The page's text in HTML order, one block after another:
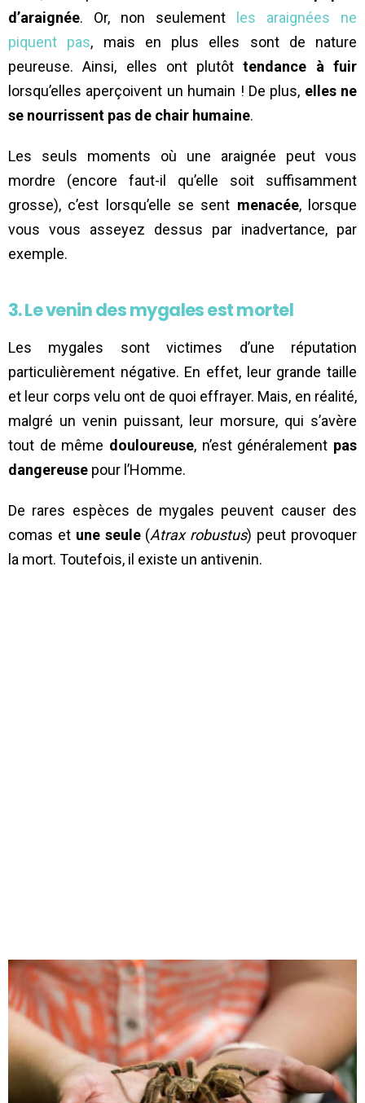
d’araignée. Or, non seulement
les araignées ne
piquent pas, mais en plus elles sont de nature
peureuse. Ainsi, elles ont plutôttendance à fuir
lorsqu’elles aperçoivent un humain ! De plus, elles ne
se nourrissent pas de chair humaine.
Les seuls moments où une araignée peut vous
mordre (encore faut-il qu’elle soit suffisamment
grosse), c’est lorsqu’elle se sent menacée, lorsque
vous vous asseyez dessus par inadvertance, par
exemple.
3. Le venin des mygales est mortel
Les mygales sont victimes d’une réputation
particulièrement négative. En effet, leur grande taille
et leur corps velu ont de quoi effrayer. Mais, en réalité,
malgré un venin puissant, leur morsure, qui s’avère
tout de même douloureuse, n’est généralement pas
dangereuse pour l’Homme.
De rares espèces de mygales peuvent causer des
comas et une seule(Atrax robustus) peut provoquer
la mort. Toutefois, il existe un antivenin.